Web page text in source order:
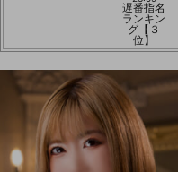
遅番指名
ランキン
グ【３
位】